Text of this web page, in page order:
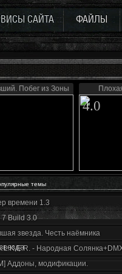
САЙТА ФАЙЛЫ
Побег из Зоны
4.0
темы
и сюжет | Разбор трейлера
времени 1.3
Build 3.0
звезда. Честь наёмника
- Народная
Аддоны, модификации.